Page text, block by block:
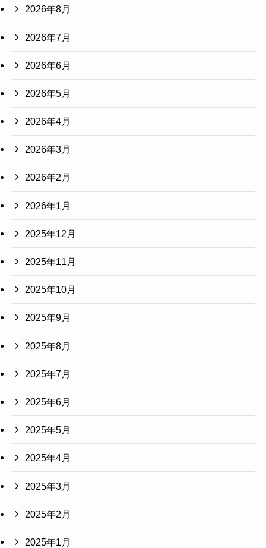
2026年8月
2026年7月
2026年6月
2026年5月
2026年4月
2026年3月
2026年2月
2026年1月
2025年12月
2025年11月
2025年10月
2025年9月
2025年8月
2025年7月
2025年6月
2025年5月
2025年4月
2025年3月
2025年2月
2025年1月